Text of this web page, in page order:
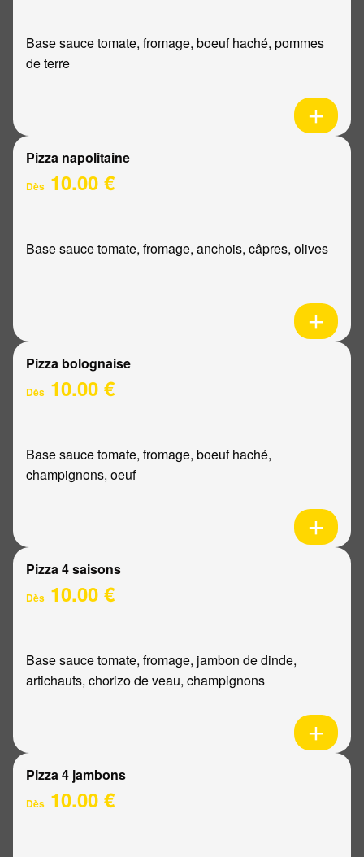
Base sauce tomate, fromage, boeuf haché, pommes
de terre
Pizza napolitaine
Dès 10.00 €
Base sauce tomate, fromage, anchois, câpres, olives
Pizza bolognaise
Dès 10.00 €
Base sauce tomate, fromage, boeuf haché,
champignons, oeuf
Pizza 4 saisons
Dès 10.00 €
Base sauce tomate, fromage, jambon de dinde,
artichauts, chorizo de veau, champignons
Pizza 4 jambons
Dès 10.00 €